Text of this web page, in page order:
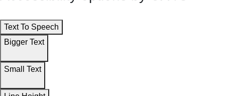
Text To Speech
Bigger Text
Small Text